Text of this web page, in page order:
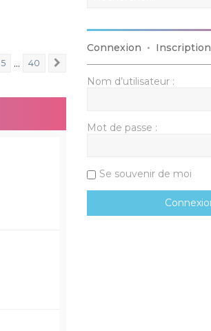
5 … 40 Suivant
Connexion • Inscription
Nom d’utilisateur :
Mot de passe :
Se souvenir de moi